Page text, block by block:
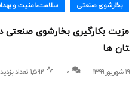
بخارشوی صنعتی سلامت،امنیت و
مزیت بکارگیری بخارشوی صنعتی
تان ها
۱۹ شهریور ۱۳۹۹ 0 1,592 تعداد بازدید